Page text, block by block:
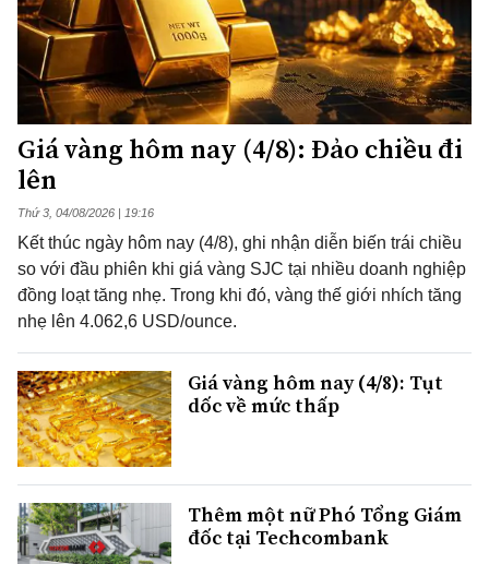
Giá vàng hôm nay (4/8): Đảo chiều đi
lên
Thứ 3, 04/08/2026 | 19:16
Kết thúc ngày hôm nay (4/8), ghi nhận diễn biến trái chiều
so với đầu phiên khi giá vàng SJC tại nhiều doanh nghiệp
đồng loạt tăng nhẹ. Trong khi đó, vàng thế giới nhích tăng
nhẹ lên 4.062,6 USD/ounce.
Giá vàng hôm nay (4/8): Tụt
dốc về mức thấp
Thêm một nữ Phó Tổng Giám
đốc tại Techcombank